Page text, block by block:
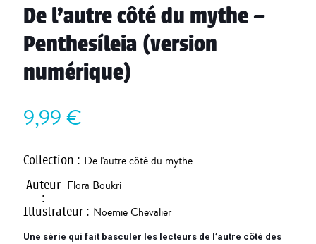
De l’autre côté du mythe –
Penthesíleia (version
numérique)
9,99€
Collection : De l'autre côté du mythe
Auteur
:
Flora Boukri
Illustrateur : Noëmie Chevalier
Une série qui fait basculer les lecteurs de l’autre côté des